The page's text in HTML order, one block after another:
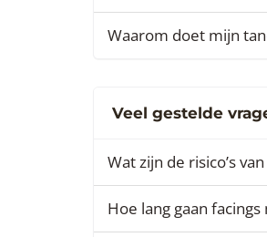
Waarom doet mijn
Veel gestelde
Wat zijn de risico’s
Hoe lang gaan facings